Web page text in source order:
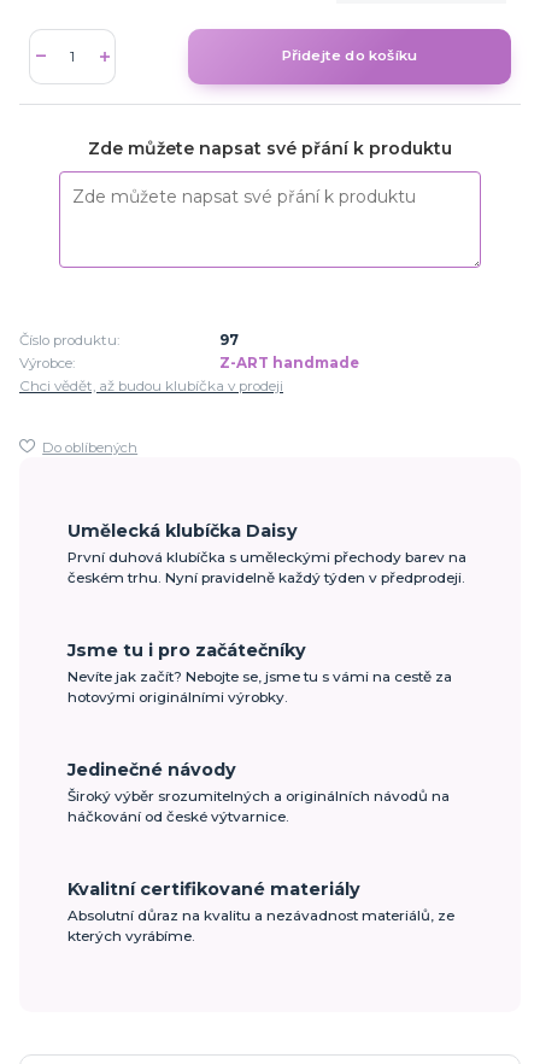
Přidejte do košíku
Zde můžete napsat své přání k produktu
Číslo produktu:
97
Výrobce:
Z-ART handmade
Chci vědět, až budou klubíčka v prodeji
Do oblíbených
Umělecká klubíčka Daisy
První duhová klubíčka s uměleckými přechody barev na
českém trhu. Nyní pravidelně každý týden v předprodeji.
Jsme tu i pro začátečníky
Nevíte jak začít? Nebojte se, jsme tu s vámi na cestě za
hotovými originálními výrobky.
Jedinečné návody
Široký výběr srozumitelných a originálních návodů na
háčkování od české výtvarnice.
Kvalitní certifikované materiály
Absolutní důraz na kvalitu a nezávadnost materiálů, ze
kterých vyrábíme.